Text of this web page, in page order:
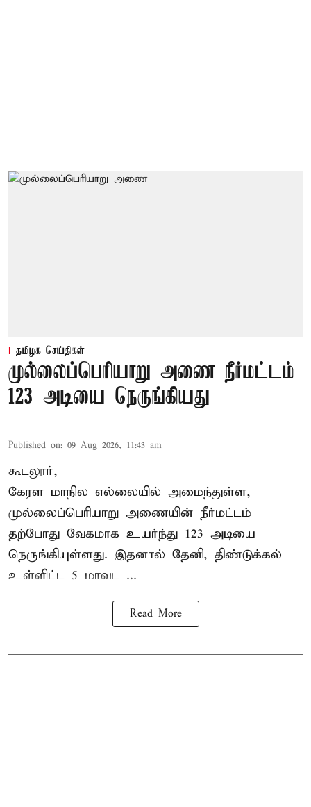
தமிழக செய்திகள்
முல்லைப்பெரியாறு அணை நீர்மட்டம்
123 அடியை நெருங்கியது
Published on: 09 Aug 2026, 11:43 am
கூடலூர்,
கேரள மாநில எல்லையில் அமைந்துள்ள,
முல்லைப்பெரியாறு அணையின் நீர்மட்டம்
தற்போது வேகமாக உயர்ந்து 123 அடியை
நெருங்கியுள்ளது. இதனால் தேனி, திண்டுக்கல்
உள்ளிட்ட 5 மாவட ...
Read More